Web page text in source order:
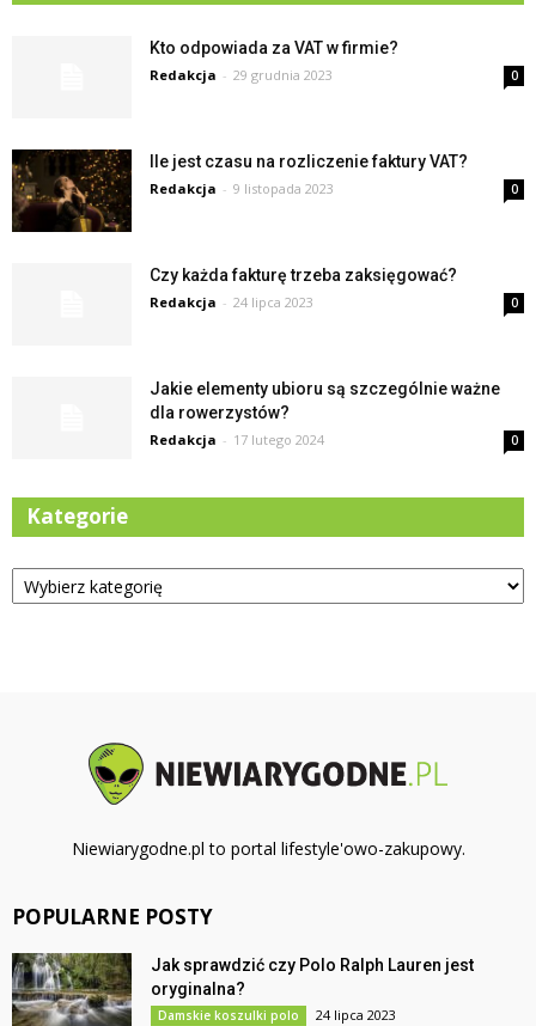
Kto odpowiada za VAT w firmie?
Redakcja - 29 grudnia 2023 0
Ile jest czasu na rozliczenie faktury VAT?
Redakcja - 9 listopada 2023 0
Czy każda fakturę trzeba zaksięgować?
Redakcja - 24 lipca 2023 0
Jakie elementy ubioru są szczególnie ważne
dla rowerzystów?
Redakcja - 17 lutego 2024 0
Kategorie
Kategorie
Niewiarygodne.pl to portal lifestyle'owo-zakupowy.
POPULARNE POSTY
Jak sprawdzić czy Polo Ralph Lauren jest
oryginalna?
Damskie koszulki polo 24 lipca 2023